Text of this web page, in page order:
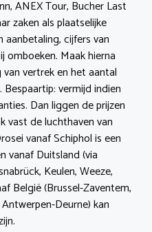
ANEX Tour, Bucher Last
zaken als plaatselijke
aanbetaling, cijfers van
omboeken. Maak hierna
vertrek en het aantal
vermijd indien
Dan liggen de prijzen
vast de luchthaven van
vanaf Schiphol is een
vanaf Duitsland (via
Keulen, Weeze,
België (Brussel-Zaventem,
Deurne) kan